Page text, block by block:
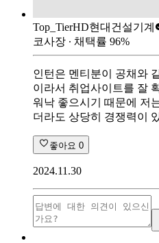
Top_TierHD현대건설기계
코사장 ∙ 채택률 96%
인턴은 멘티분이 공채와
이라서 취업사이트를 잘
워낙 좋으시기 때문에 저
더라도 상당히 경쟁력이
좋아요 0
2024.11.30